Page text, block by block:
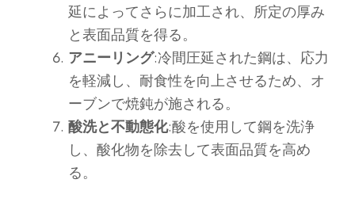
延によってさらに加工され、所定の厚み
と表面品質を得る。
アニーリング:冷間圧延された鋼は、応力
を軽減し、耐食性を向上させるため、オ
ーブンで焼鈍が施される。
酸洗と不動態化:酸を使用して鋼を洗浄
し、酸化物を除去して表面品質を高め
る。